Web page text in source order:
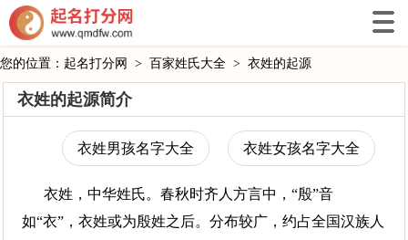
您的位置： 起名打分网 > 百家姓氏大全 > 衣姓的起源
衣姓的起源简介
衣姓男孩名字大全 衣姓女孩名字大全
衣姓，中华姓氏。春秋时齐人方言中，“殷”音
如“衣”，衣姓或为殷姓之后。分布较广，约占全国汉族人